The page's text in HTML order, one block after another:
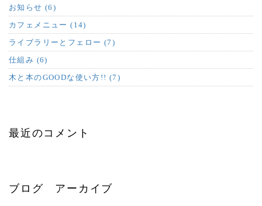
お知らせ (6)
カフェメニュー (14)
ライブラリーとフェロー (7)
仕組み (6)
木と本のGOODな使い方!! (7)
最近のコメント
ブログ アーカイブ